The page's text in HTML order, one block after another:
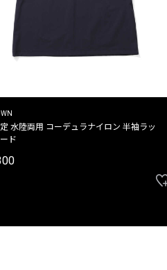
水陸両用 コーデュラナイロン 半袖ラッ
ド